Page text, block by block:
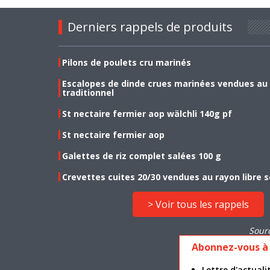
Derniers rappels de produits
Pilons de poulets cru marinés
Escalopes de dinde crues marinées vendues
traditionnel
St nectaire fermier aop wälchli 140g pf
St nectaire fermier aop
Galettes de riz complet salées 100 g
Crevettes cuites 20/30 vendues au rayon libre
> Voir tous les rappels
Abonnez-vous